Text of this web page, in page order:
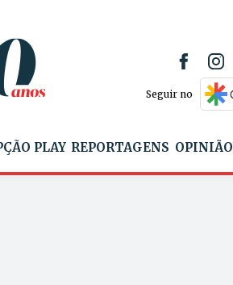
Seguir no
PLAY REPORTAGENS OPINIÃO